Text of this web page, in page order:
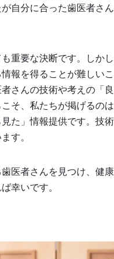
自分に合った歯医者さ
重要な決断です。しか
報を得ることが難しい
さんの技術や考えの「
そ、私たちが掲げるの
た」情報提供です。技
す。
医者さんを見つけ、健
幸いです。